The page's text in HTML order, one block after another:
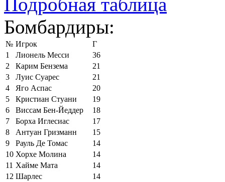
Бомбардиры:
№ Игрок
Г
1
Лионель Месси
36
2
Карим Бензема
21
3
Луис Суарес
21
4
Яго Аспас
20
5
Кристиан Стуани
19
6
Виссам Бен-Йеддер
18
7
Борха Иглесиас
17
8
Антуан Гризманн
15
9
Рауль Де Томас
14
10 Хорхе Молина
14
11 Хайме Мата
14
12 Шарлес
14